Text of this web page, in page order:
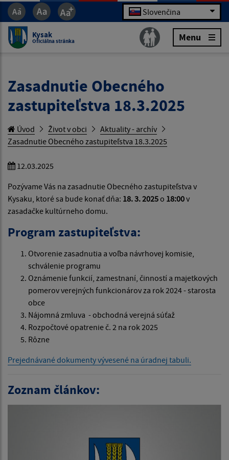
Slovenčina
Kysak
Oficiálna stránka Menu
Zasadnutie Obecného
zastupiteľstva 18.3.2025
Úvod Život v obci
Aktuality - archív
Zasadnutie Obecného zastupiteľstva 18.3.2025
12.03.2025
Pozývame Vás na zasadnutie Obecného zastupiteľstva v
Kysaku, ktoré sa bude konať dňa: 18. 3. 2025o 18:00v
zasadačke kultúrneho domu.
Program zastupiteľstva:
Otvorenie zasadnutia a voľba návrhovej komisie,
schválenie programu
Oznámenie funkcií, zamestnaní, činností a majetkových
pomerov verejných funkcionárov za rok 2024 - starosta
obce
Nájomná zmluva - obchodná verejná súťaž
Rozpočtové opatrenie č. 2 na rok 2025
Rôzne
Prejednávané dokumenty vývesené na úradnej tabuli.
Zoznam článkov: